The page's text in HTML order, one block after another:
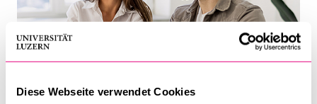
Diese Webseite verwendet Cookies